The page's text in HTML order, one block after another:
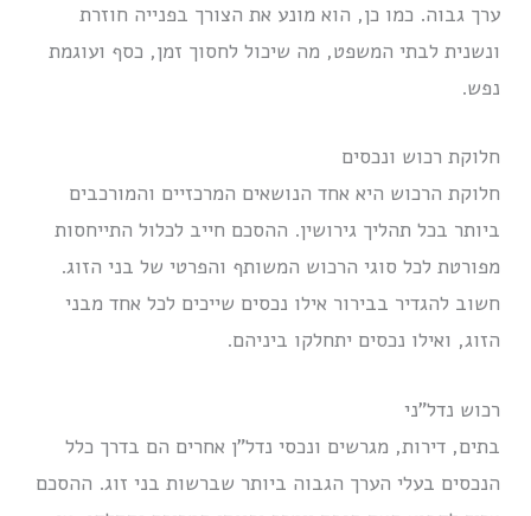
ערך גבוה. כמו כן, הוא מונע את הצורך בפנייה חוזרת
ונשנית לבתי המשפט, מה שיכול לחסוך זמן, כסף ועוגמת
נפש.
חלוקת רכוש ונכסים
חלוקת הרכוש היא אחד הנושאים המרכזיים והמורכבים
ביותר בכל תהליך גירושין. ההסכם חייב לכלול התייחסות
מפורטת לכל סוגי הרכוש המשותף והפרטי של בני הזוג.
חשוב להגדיר בבירור אילו נכסים שייכים לכל אחד מבני
הזוג, ואילו נכסים יתחלקו ביניהם.
רכוש נדל”ני
בתים, דירות, מגרשים ונכסי נדל”ן אחרים הם בדרך כלל
הנכסים בעלי הערך הגבוה ביותר שברשות בני זוג. ההסכם